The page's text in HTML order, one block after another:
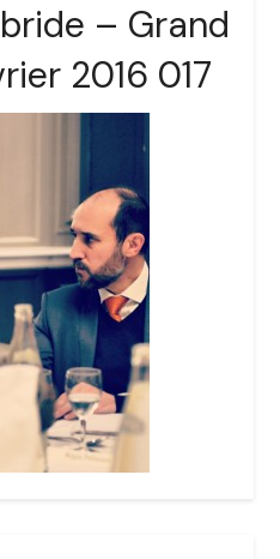
– Grand
2016 017